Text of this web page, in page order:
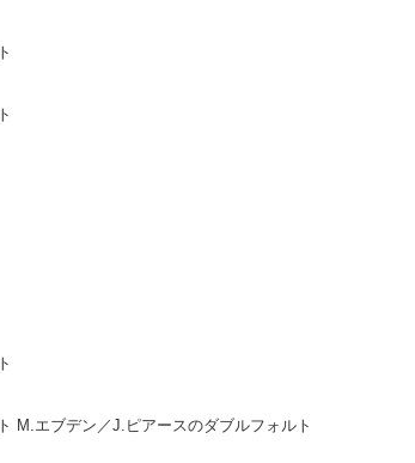
M.エブデン／J.ピアースのダブルフォルト